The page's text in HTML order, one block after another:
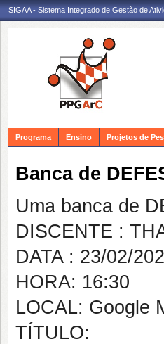
SIGAA - Sistema Integrado de Gestão de
Programa Ensino Projetos de
Banca de
Uma banca de
DISCENTE :
DATA : 23/02/
HORA: 16:30
LOCAL: Google
TÍTULO: